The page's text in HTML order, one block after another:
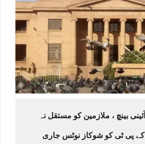
بینچ ، ملازمین کو مستقل نہ
کے پی ٹی کو شوکاز نوٹس جاری